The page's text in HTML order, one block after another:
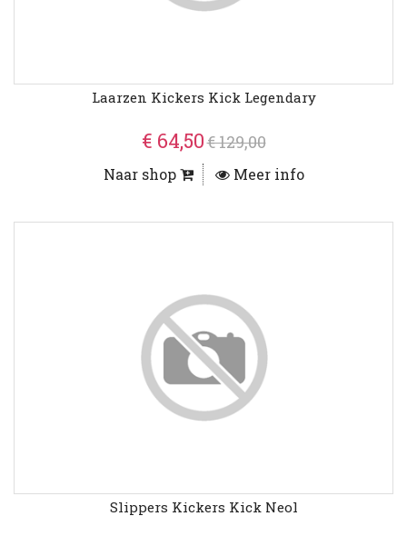
Laarzen Kickers Kick Legendary
€ 64,50€ 129,00
Naar shop Meer info
Slippers Kickers Kick Neol